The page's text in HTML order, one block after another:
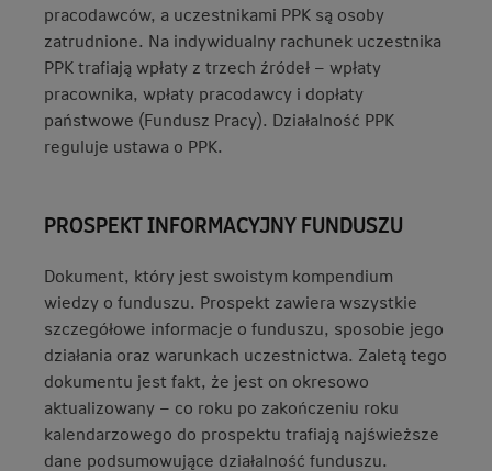
pracodawców, a uczestnikami PPK są osoby
zatrudnione. Na indywidualny rachunek uczestnika
PPK trafiają wpłaty z trzech źródeł – wpłaty
pracownika, wpłaty pracodawcy i dopłaty
państwowe (Fundusz Pracy). Działalność PPK
reguluje ustawa o PPK.
PROSPEKT INFORMACYJNY FUNDUSZU
Dokument, który jest swoistym kompendium
wiedzy o funduszu. Prospekt zawiera wszystkie
szczegółowe informacje o funduszu, sposobie jego
działania oraz warunkach uczestnictwa. Zaletą tego
dokumentu jest fakt, że jest on okresowo
aktualizowany – co roku po zakończeniu roku
kalendarzowego do prospektu trafiają najświeższe
dane podsumowujące działalność funduszu.